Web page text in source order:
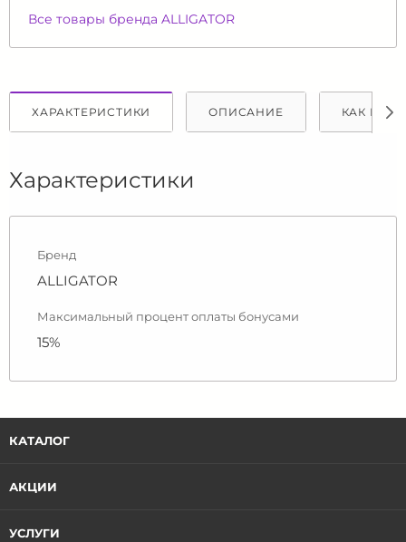
Все товары бренда ALLIGATOR
ХАРАКТЕРИСТИКИ ОПИСАНИЕ КАК
Характеристики
Бренд
ALLIGATOR
Максимальный процент оплаты бонусами
15%
КАТАЛОГ
АКЦИИ
УСЛУГИ